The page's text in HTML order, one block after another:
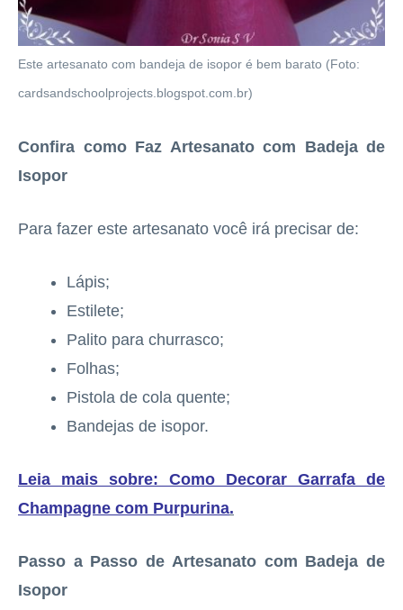
Este artesanato com bandeja de isopor é bem barato (Foto:
cardsandschoolprojects.blogspot.com.br)
Confira como Faz Artesanato com Badeja de
Isopor
Para fazer este artesanato você irá precisar de:
Lápis;
Estilete;
Palito para churrasco;
Folhas;
Pistola de cola quente;
Bandejas de isopor.
Leia mais sobre: Como Decorar Garrafa de
Champagne com Purpurina.
Passo a Passo de Artesanato com Badeja de
Isopor